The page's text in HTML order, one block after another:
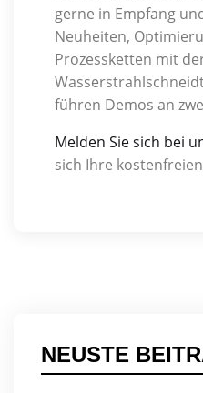
gerne in Empfang
Neuheiten,
Prozessketten mit
führen Demos an
Melden Sie sich bei
sich Ihre
NEUSTE